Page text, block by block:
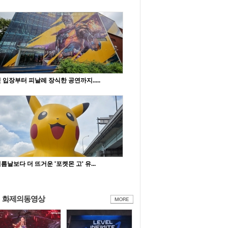
입장부터 피날레 장식한 공연까지.....
날보다 더 뜨거운 '포켓몬 고' 유...
화제의동영상